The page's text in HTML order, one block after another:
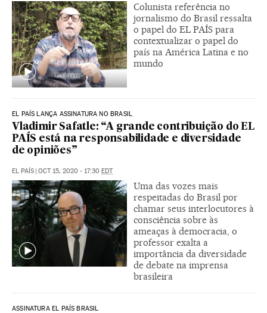
Colunista referência no
jornalismo do Brasil ressalta
o papel do EL PAÍS para
contextualizar o papel do
país na América Latina e no
mundo
EL PAÍS LANÇA ASSINATURA NO BRASIL
Vladimir Safatle: “A grande contribuição do EL
PAÍS está na responsabilidade e diversidade
de opiniões”
EL PAÍS | OCT 15, 2020 - 17:30 EDT
Uma das vozes mais
respeitadas do Brasil por
chamar seus interlocutores à
consciência sobre às
ameaças à democracia, o
professor exalta a
importância da diversidade
de debate na imprensa
brasileira
ASSINATURA EL PAÍS BRASIL